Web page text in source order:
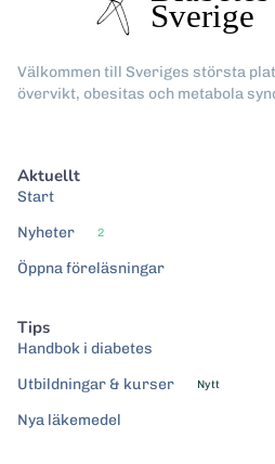
Välkommen till Sveriges största
övervikt, obesitas och metabola
Aktuellt
Start
Nyheter
2
Öppna föreläsningar
Tips
Handbok i diabetes
Utbildningar & kurser
Nytt
Nya läkemedel